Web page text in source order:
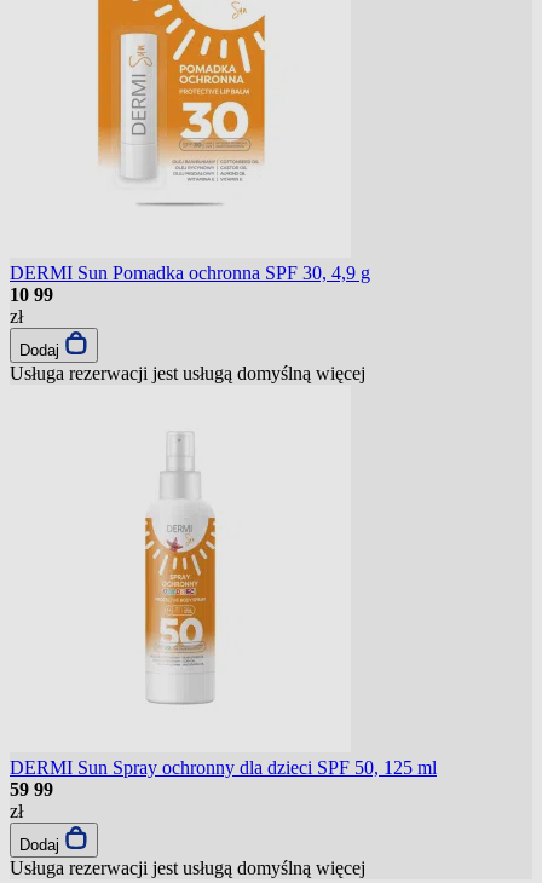
DERMI Sun Pomadka ochronna SPF 30, 4,9 g
10 99
zł
Dodaj
Usługa rezerwacji jest usługą domyślną więcej
DERMI Sun Spray ochronny dla dzieci SPF 50, 125 ml
59 99
zł
Dodaj
Usługa rezerwacji jest usługą domyślną więcej